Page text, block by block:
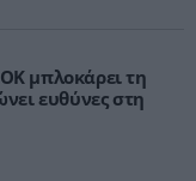
μπλοκάρει τη
ευθύνες στη